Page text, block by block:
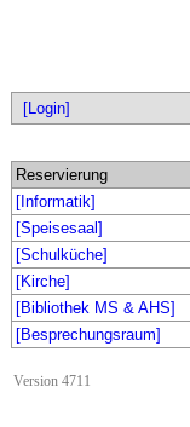
[Login]
Reservierung
[Informatik]
[Speisesaal]
[Schulküche]
[Kirche]
[Bibliothek MS & AHS]
[Besprechungsraum]
Version 4711